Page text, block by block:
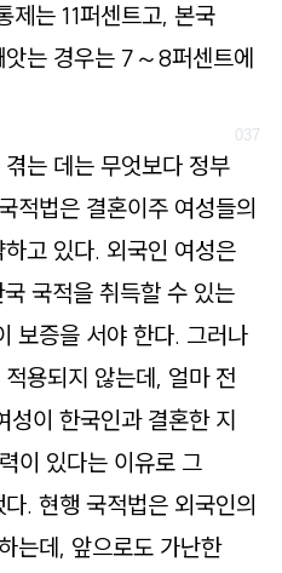
제는 11퍼센트고, 본국
는 경우는 7～8퍼센트에
는 데는 무엇보다 정부
적법은 결혼이주 여성들의
고 있다. 외국인 여성은
국적을 취득할 수 있는
보증을 서야 한다. 그러나
용되지 않는데, 얼마 전
이 한국인과 결혼한 지
이 있다는 이유로 그
. 현행 국적법은 외국인의
는데, 앞으로도 가난한